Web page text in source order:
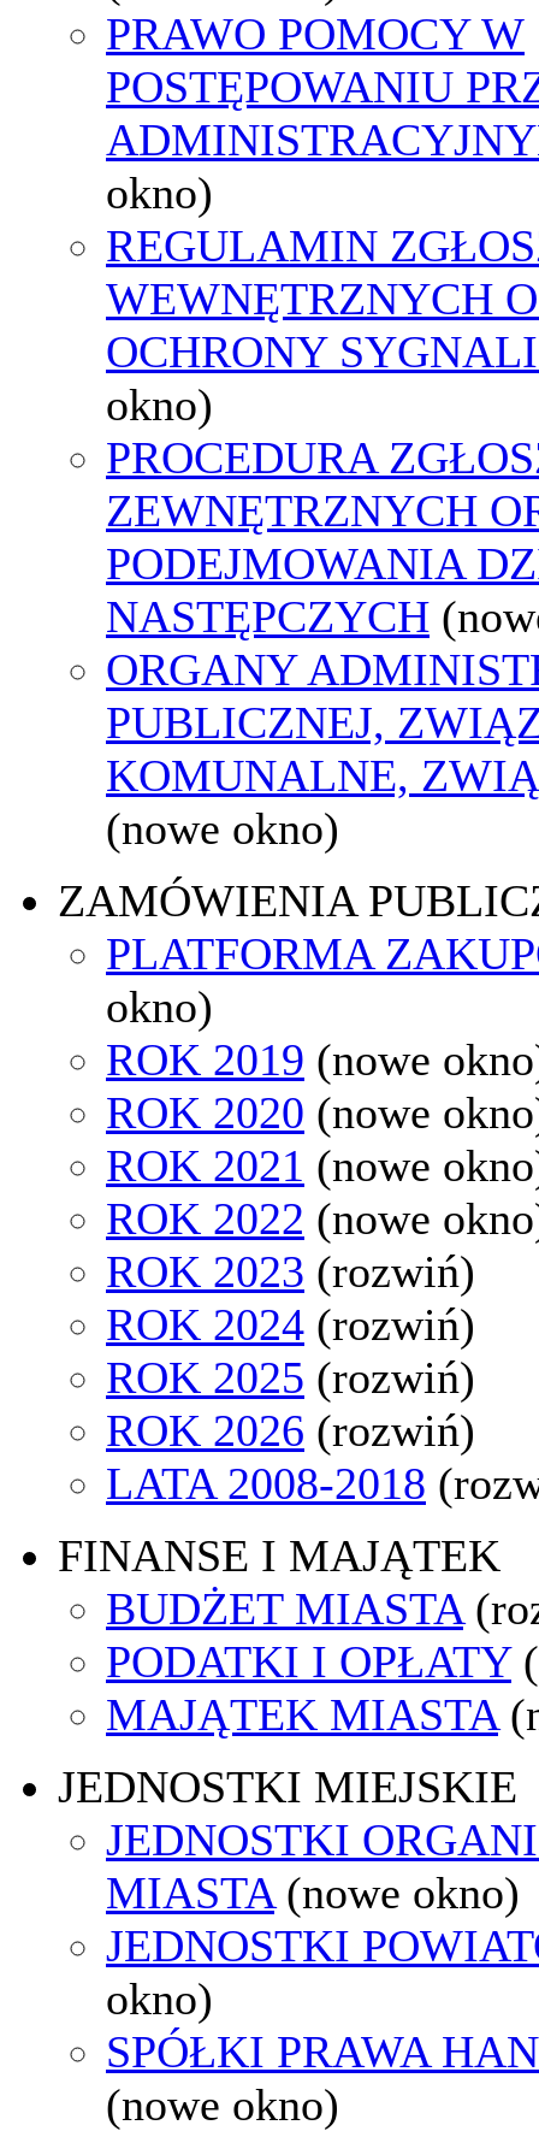
PRAWO POMOCY W
POSTĘPOWANIU
okno)
REGULAMIN
WEWNĘTRZNYCH
OCHRONY
okno)
PROCEDURA
ZEWNĘTRZNYCH
PODEJMOWANIA
NASTĘPCZYCH
ORGANY
PUBLICZNEJ,
KOMUNALNE,
(nowe okno)
ZAMÓWIENIA
PLATFORMA
okno)
ROK 2019 (nowe
ROK 2020 (nowe
ROK 2021 (nowe
ROK 2022 (nowe
ROK 2023 (rozwiń)
ROK 2024 (rozwiń)
ROK 2025 (rozwiń)
ROK 2026 (rozwiń)
LATA 2008-2018
FINANSE I MAJĄTEK
BUDŻET MIASTA
PODATKI I OPŁATY
MAJĄTEK MIASTA
JEDNOSTKI MIEJSKIE
JEDNOSTKI
MIASTA (nowe okno)
JEDNOSTKI
okno)
SPÓŁKI PRAWA
(nowe okno)